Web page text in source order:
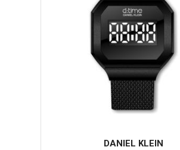
DANIEL KLEIN